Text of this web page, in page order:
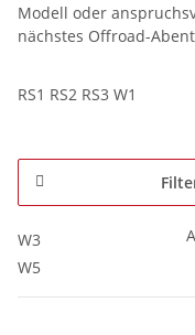
Modell oder
nächstes Offroad-
RS1 RS2 RS3 W1
W3
W5